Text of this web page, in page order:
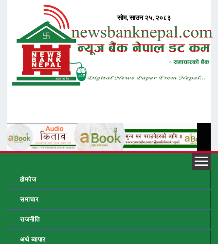
होमपेज
समाचार
राजनीति
अर्थ ब्यापार